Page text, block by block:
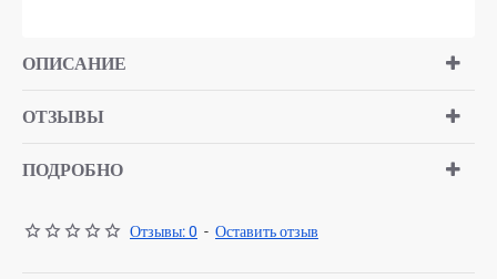
ОПИСАНИЕ
ОТЗЫВЫ
ПОДРОБНО
Отзывы: 0 - Оставить отзыв